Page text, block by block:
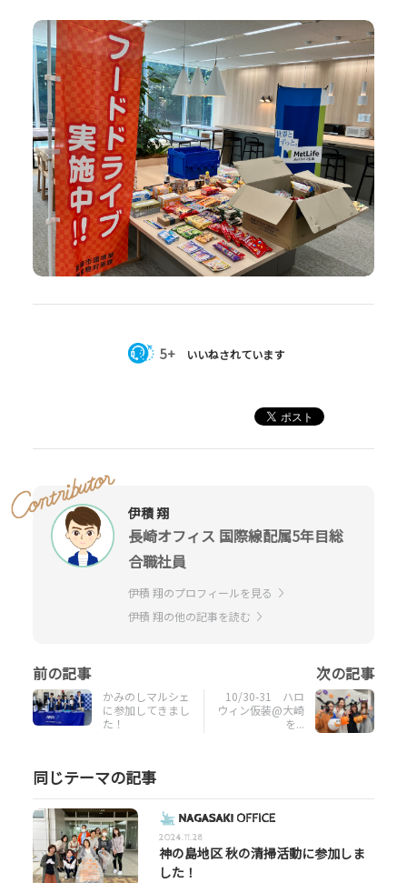
5+ いいねされています
伊積 翔
長崎オフィス 国際線配属5年目総
合職社員
伊積 翔のプロフィールを見る
伊積 翔の他の記事を読む
かみのしマルシェ
に参加してきまし
た！
10/30-31 ハロ
ウィン仮装@大崎
を...
同じテーマの記事
2024.11.28
神の島地区 秋の清掃活動に参加しま
した！